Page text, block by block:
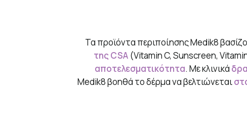
Τα προϊόντα περιποίησης Medik8
της CSA(Vitamin C, Sunscreen,
αποτελεσματικότητα. Με κλινικά
Medik8 βοηθά το δέρμα να βελτιώνεται